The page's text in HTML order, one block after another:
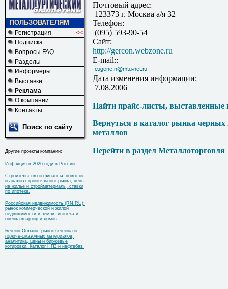
ПОЛЬЗОВАТЕЛЯМ
Регистрация
<<
Подписка
Вопросы FAQ
Разделы
Информеры
Выставки
Реклама
О компании
Контакты
Поиск по сайту
Другие проекты компании:
Инфляция в 2026 году в России
Строительство и финансы: новости
и анализ строительного рынка, цены
на жилье и стройматериалы, ставки
по ипотеке.
Российская недвижимость (RN.RU):
рынок коммерческой и жилой
недвижимости и земли, ипотека и
оценка квартир и домов.
Бензин Онлайн: рынок бензина и
горюче-смазочных материалов,
аналитика, цены и биржевые
котировки. Каталог НПЗ и нефтебаз.
Почтовый адрес:
123373 г. Москва а/я 32
Телефон:
(095) 593-90-54
Сайт:
http://gercon.webzone.ru
E-mail::
Дата изменения информации:
7.08.2006
Найти прайс-листы, выставленные
Вернуться в каталог рынка
металлов
Перейти в раздел Металлоторговля